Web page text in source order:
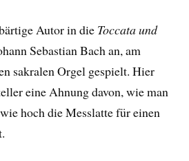
Autor in die Toccata und
Sebastian Bach an, am
sakralen Orgel gespielt. Hier
eine Ahnung davon, wie man
hoch die Messlatte für einen